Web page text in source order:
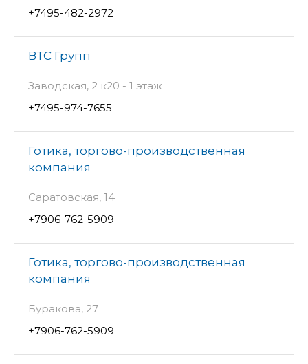
+7495-482-2972
ВТС Групп
Заводская, 2 к20 - 1 этаж
+7495-974-7655
Готика, торгово-производственная
компания
Саратовская, 14
+7906-762-5909
Готика, торгово-производственная
компания
Буракова, 27
+7906-762-5909